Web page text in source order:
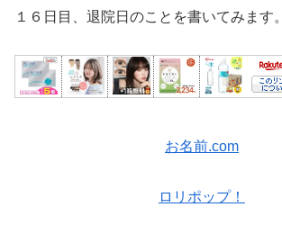
１６日目、退院日のことを書いてみます。
お名前.com
ロリポップ！